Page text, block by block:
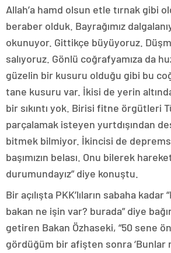
Allah’a hamd olsun etle tırnak gibi
beraber olduk. Bayrağımız
okunuyor. Gittikçe büyüyoruz.
salıyoruz. Gönlü coğrafyamıza da
güzelin bir kusuru olduğu gibi bu
tane kusuru var. İkisi de yerin
bir sıkıntı yok. Birisi fitne örgütleri
parçalamak isteyen yurtdışından
bitmek bilmiyor. İkincisi de
başımızın belası. Onu bilerek
durumundayız” diye konuştu.
Bir açılışta PKK’lıların sabaha
bakan ne işin var? burada” diye
getiren Bakan Özhaseki, “50 sene
gördüğüm bir afişten sonra ‘Bunlar